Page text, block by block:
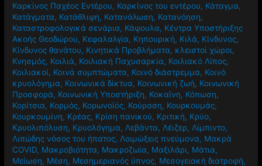
Καρκίνος Παχέος Εντέρου, Καρκίνος του εντέρου, Κάταγμα,
Κατάγματα, Κατάθλιψη, Κατανάλωση, Κατανόηση,
Καταστροφολογικά σενάρια, Κάψουλα, Κέντρα Υποστήριξης
Ακοής Θεοδώρου, Κεφαλαλγία, Κηπουρική, Κιλά, Κίνδυνος,
Κίνδυνος θανάτου, Κινητικά Προβλήματα, κλειστοί χώροι,
Κνησμός, Κοιλιά, Κοιλιακή Παχυσαρκία, Κοιλιακό Λίπος,
Κοιλιακοί, Κοινά συμπτώματα, Κοινό διάστρεμμα, Κοινό
κρυολόγημα, Κοινωνικά δίκτυα, Κοινωνική ζωή, Κοινωνική
Προσφορά, Κοινωνική Υποστήριξη, Κοκαϊνη, Κόπωση,
Κορίτσια, Κορμός, Κορωνοϊός, Κούραση, Κουρκουμάς,
Κουρκουμίνη, Κρέας, Κρίση πανικού, Κριτική, Κρύο,
Κρυολιπόλυση, Κρυολόγημα, Λεβάντα, Λέιζερ, Λίμπιντο,
Λιπώδης νόσος του ήπατος, Λοιμώξεις πνεύμονα, Μακρά
COVID, Μακροβιότητα, Μακροζωία, Μαξιλάρι, Μάτια,
Μείωση, Μέση, Μεσημεριανός ύπνος, Μεσογειακή διατροφή,